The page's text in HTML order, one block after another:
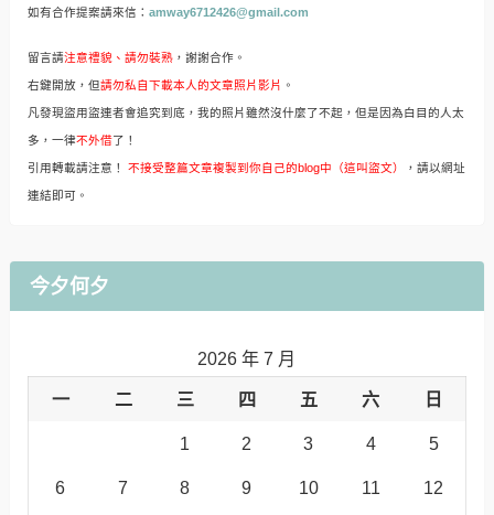
如有合作提案請來信： amway6712426@gmail.com
留言請注意禮貌、請勿裝熟，謝謝合作。
右鍵開放，但請勿私自下載本人的文章照片影片 。
凡發現盜用盜連者會追究到底，我的照片雖然沒什麼了不起，但是因為白目的人太
多，一律不外借了！
引用轉載請注意！ 不接受整篇文章複製到你自己的blog中（這叫盜文） ，請以網址
連結即可。
今夕何夕
2026 年 7 月
一 二 三 四 五 六 日
1 2 3 4 5
6 7 8 9 10 11 12